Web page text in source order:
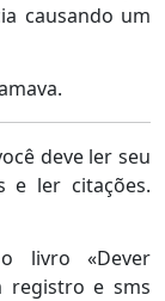
causando um
deve ler seu
e ler citações.
o livro «Dever
registro e sms